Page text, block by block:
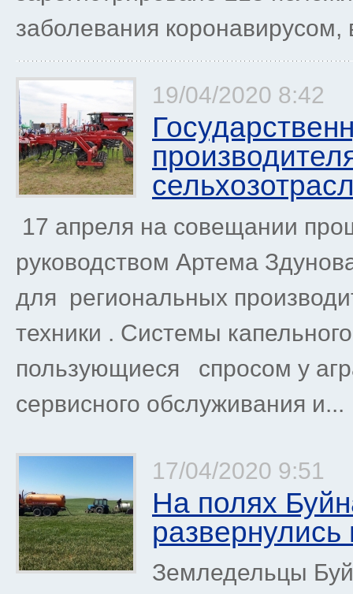
заболевания коронавирусом,
19/04/2020 8:42
17 апреля на совещании
руководством Артема
для региональных
техники . Системы
пользующиеся спросом у
сервисного обслуживания и...
17/04/2020 9:51
На полях
Земледельцы